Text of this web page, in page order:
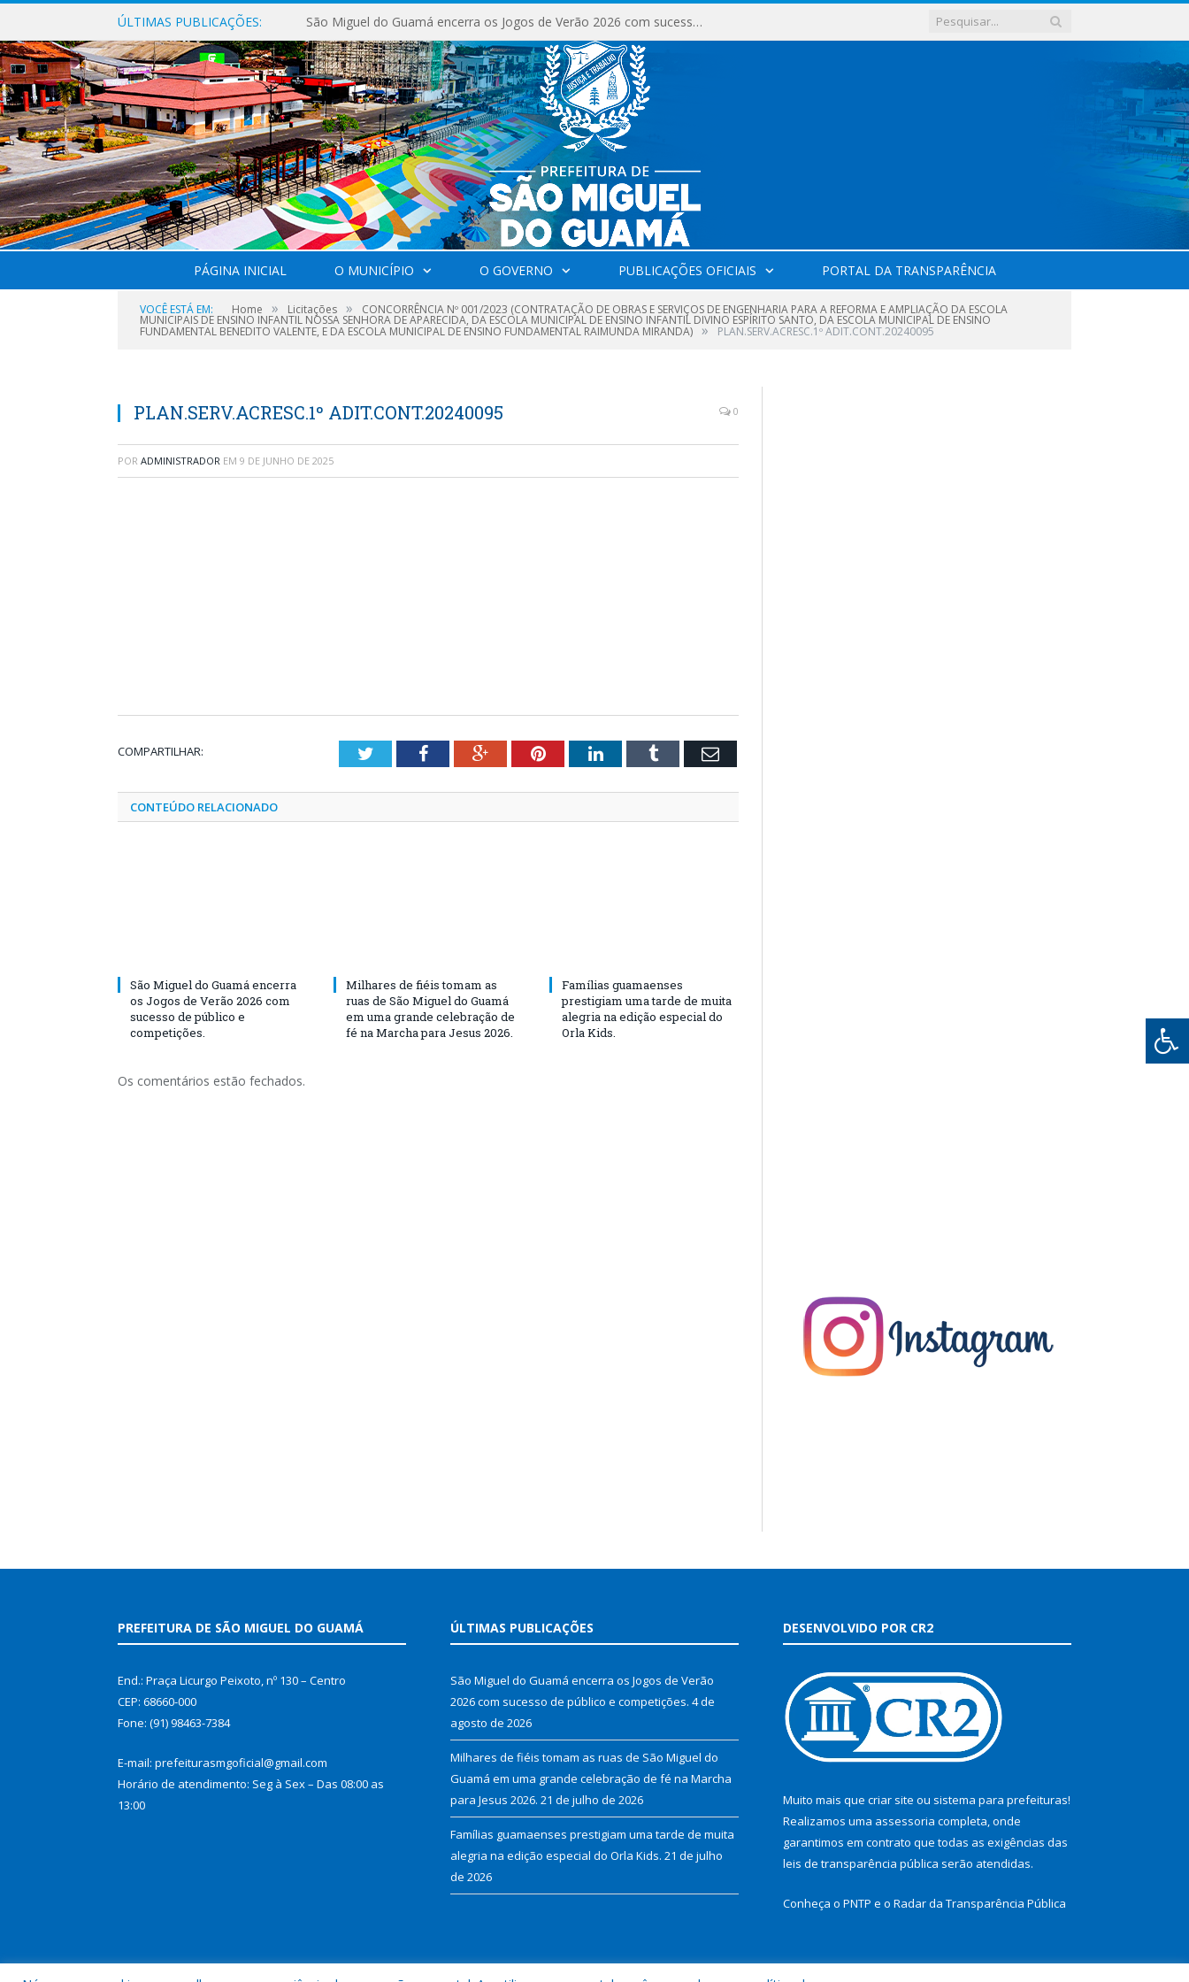
ÚLTIMAS PUBLICAÇÕES: São Miguel do Guamá encerra os Jogos de Verão 2026 com sucesso de público e competições.
PÁGINA INICIAL O MUNICÍPIO O GOVERNO PUBLICAÇÕES OFICIAIS PORTAL DA TRANSPARÊNCIA
VOCÊ ESTÁ EM: Home » Licitações » CONCORRÊNCIA Nº 001/2023 (CONTRATAÇÃO DE OBRAS E SERVIÇOS DE ENGENHARIA PARA A REFORMA E AMPLIAÇÃO DA ESCOLA
MUNICIPAIS DE ENSINO INFANTIL NOSSA SENHORA DE APARECIDA, DA ESCOLA MUNICIPAL DE ENSINO INFANTIL DIVINO ESPÍRITO SANTO, DA ESCOLA MUNICIPAL DE ENSINO
FUNDAMENTAL BENEDITO VALENTE, E DA ESCOLA MUNICIPAL DE ENSINO FUNDAMENTAL RAIMUNDA MIRANDA) » PLAN.SERV.ACRESC.1º ADIT.CONT.20240095
PLAN.SERV.ACRESC.1º ADIT.CONT.20240095 0
POR ADMINISTRADOR EM 9 DE JUNHO DE 2025
COMPARTILHAR: TwitterFacebookGoogle+PinterestLinkedInTumblr Email
CONTEÚDO RELACIONADO
São Miguel do Guamá encerra
os Jogos de Verão 2026 com
sucesso de público e
competições.
Milhares de fiéis tomam as
ruas de São Miguel do Guamá
em uma grande celebração de
fé na Marcha para Jesus 2026.
Famílias guamaenses
prestigiam uma tarde de muita
alegria na edição especial do
Orla Kids.
Os comentários estão fechados.
PREFEITURA DE SÃO MIGUEL DO GUAMÁ
End.: Praça Licurgo Peixoto, nº 130 – Centro
CEP: 68660-000
Fone: (91) 98463-7384
E-mail: prefeiturasmgoficial@gmail.com
Horário de atendimento: Seg à Sex – Das 08:00 as
13:00
ÚLTIMAS PUBLICAÇÕES
São Miguel do Guamá encerra os Jogos de Verão
2026 com sucesso de público e competições. 4 de
agosto de 2026
Milhares de fiéis tomam as ruas de São Miguel do
Guamá em uma grande celebração de fé na Marcha
para Jesus 2026. 21 de julho de 2026
Famílias guamaenses prestigiam uma tarde de muita
alegria na edição especial do Orla Kids. 21 de julho
de 2026
DESENVOLVIDO POR CR2
Muito mais que criar site ou sistema para prefeituras!
Realizamos uma assessoria completa, onde
garantimos em contrato que todas as exigências das
leis de transparência pública serão atendidas.
Conheça o PNTP e o Radar da Transparência Pública